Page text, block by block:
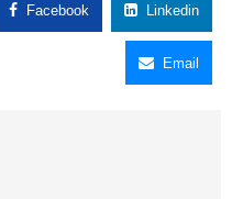
Facebook Linkedin
Email